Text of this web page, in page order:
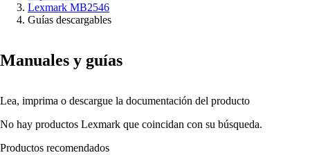
Lexmark MB2546
Guías descargables
Manuales y guías
Lea, imprima o descargue la documentación del producto
No hay productos Lexmark que coincidan con su búsqueda.
Productos recomendados